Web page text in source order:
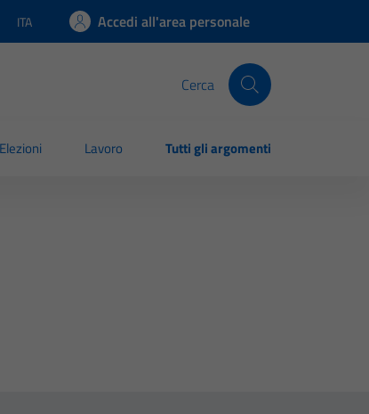
Lingua attiva:
ITA Accedi all'area personale
Cerca
Elezioni Lavoro Tutti gli argomenti